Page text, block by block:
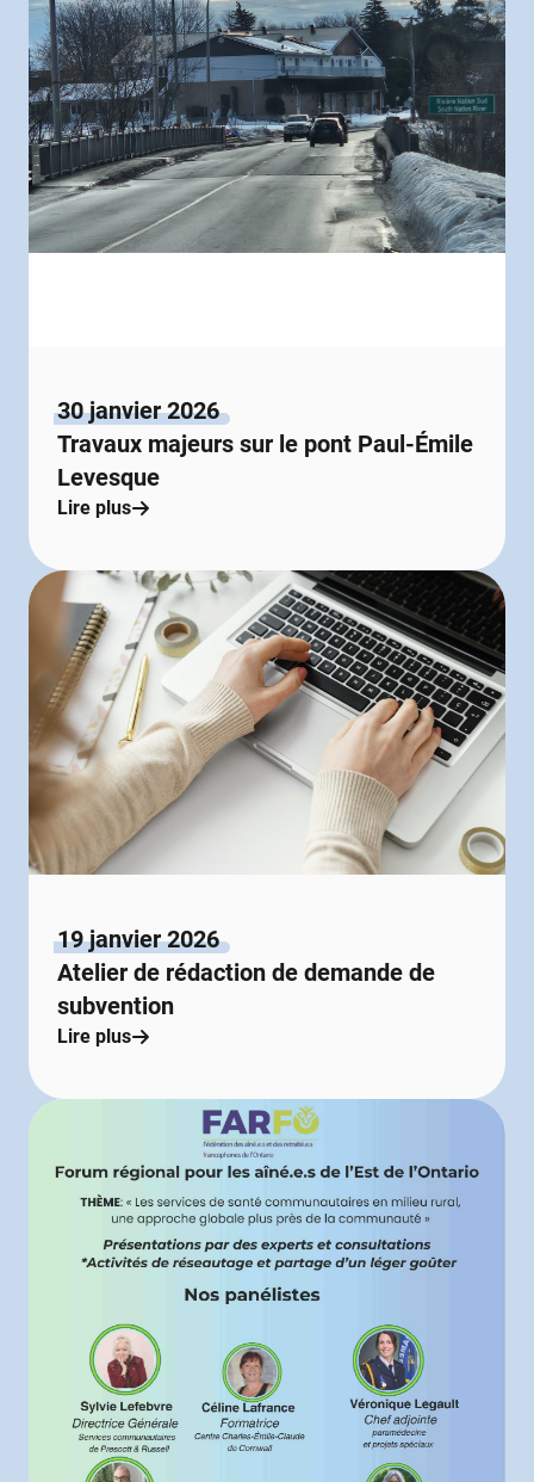
30 janvier 2026
Travaux majeurs sur le pont Paul-Émile
Levesque
Lire plus
19 janvier 2026
Atelier de rédaction de demande de
subvention
Lire plus